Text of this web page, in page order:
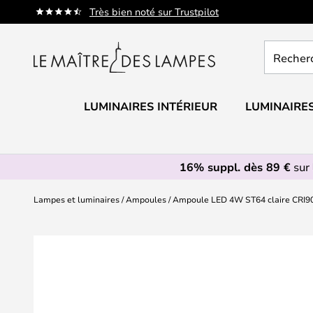
Très bien noté sur Trustpilot
Allez
au
un
LUMINAIRES INTÉRIEUR
16% suppl. dès 89 €sur
Lampes et luminaires Ampoules Ampoule LED 4W ST64 claire